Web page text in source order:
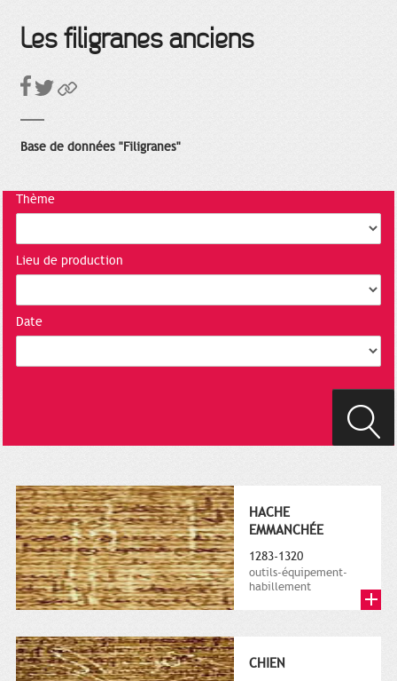
Les filigranes anciens
Base de données "Filigranes"
Thème
Lieu de production
Date
HACHE
EMMANCHÉE
1283-1320
outils-équipement-
habillement
CHIEN